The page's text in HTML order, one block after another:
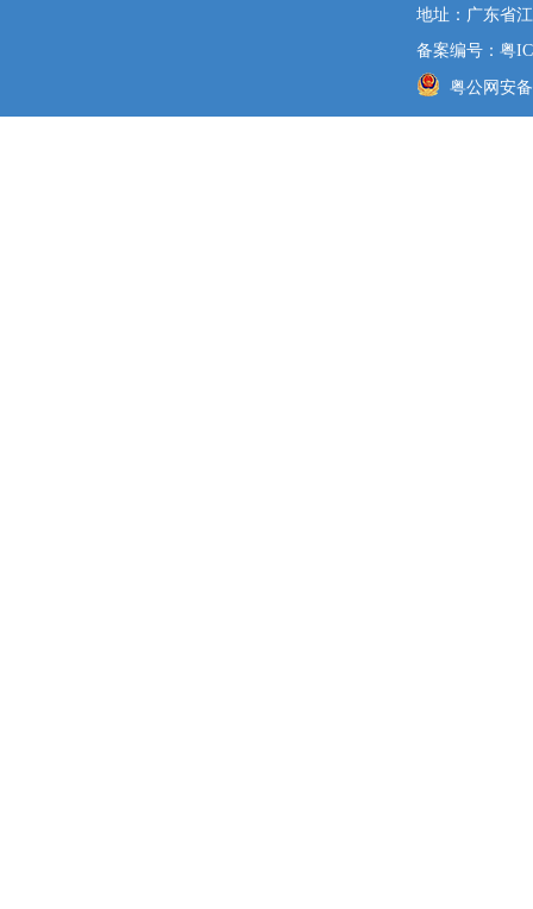
地址：广东省
备案编号：粤
粤公网安备